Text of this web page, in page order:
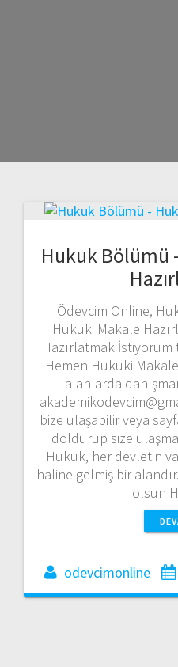
Hukuk Bölümü
Ödevcim Online,
Hukuki Makale
Hazırlatmak
Hemen Hukuki
alanlarda
bize ulaşabilir veya
doldurup size
Hukuk, her devletin
haline gelmiş bir
olsun
odevcimonline